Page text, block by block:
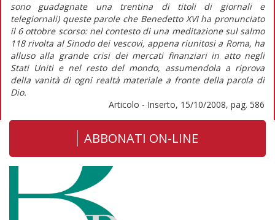
sono guadagnate una trentina di titoli di giornali e
telegiornali) queste parole che Benedetto XVI ha pronunciato
il 6 ottobre scorso: nel contesto di una meditazione sul salmo
118 rivolta al Sinodo dei vescovi, appena riunitosi a Roma, ha
alluso alla grande crisi dei mercati finanziari in atto negli
Stati Uniti e nel resto del mondo, assumendola a riprova
della vanità di ogni realtà materiale a fronte della parola di
Dio.
Articolo - Inserto, 15/10/2008, pag. 586
ABBONATI ON-LINE